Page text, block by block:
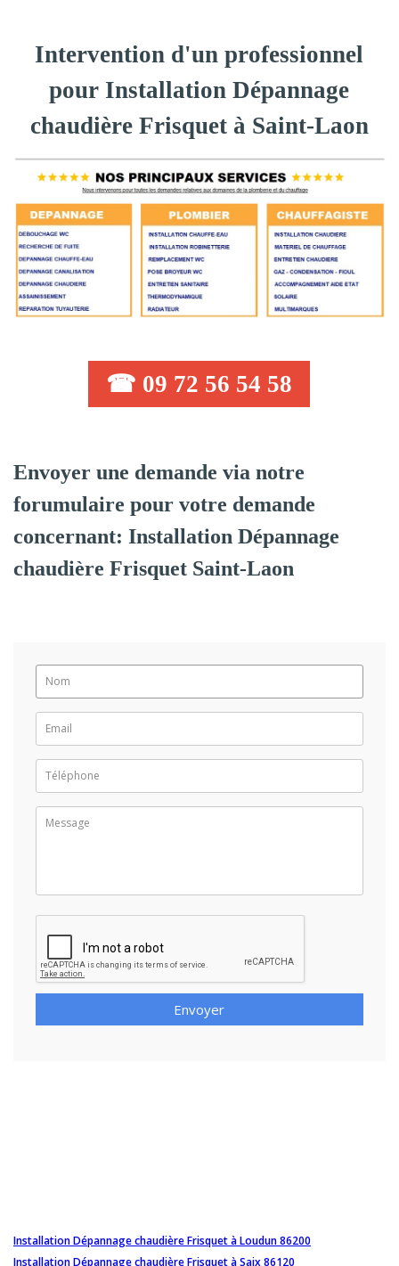
Intervention d'un professionnel
pour Installation Dépannage
chaudière Frisquet à Saint-Laon
☎ 09 72 56 54 58
Envoyer une demande via notre
forumulaire pour votre demande
concernant: Installation Dépannage
chaudière Frisquet Saint-Laon
Envoyer
Installation Dépannage chaudière Frisquet à Loudun 86200
Installation Dépannage chaudière Frisquet à Saix 86120